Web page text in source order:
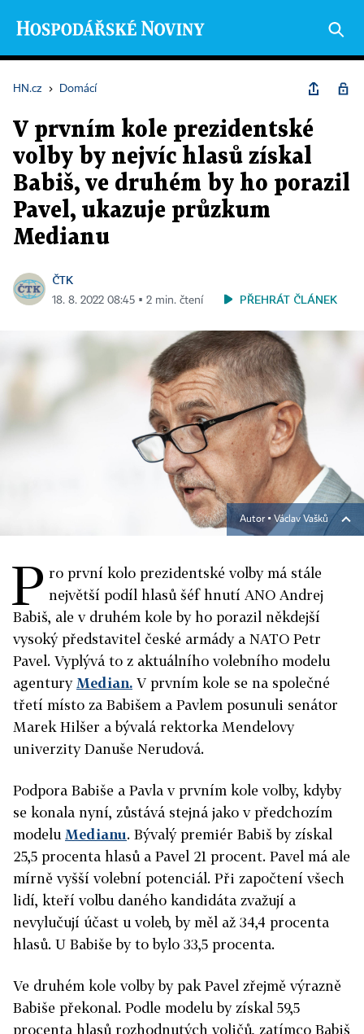
HN.cz › Domácí
V prvním kole prezidentské
volby by nejvíc hlasů získal
Babiš, ve druhém by ho porazil
Pavel, ukazuje průzkum
Medianu
ČTK
18. 8. 2022 08:45 ▪ 2 min. čtení PŘEHRÁT ČLÁNEK
Autor ▪ Václav Vašků
P ro první kolo prezidentské volby má stále
největší podíl hlasů šéf hnutí ANO Andrej
Babiš, ale v druhém kole by ho porazil někdejší
vysoký představitel české armády a NATO Petr
Pavel. Vyplývá to z aktuálního volebního modelu
agentury Median. V prvním kole se na společné
třetí místo za Babišem a Pavlem posunuli senátor
Marek Hilšer a bývalá rektorka Mendelovy
univerzity Danuše Nerudová.
Podpora Babiše a Pavla v prvním kole volby, kdyby
se konala nyní, zůstává stejná jako v předchozím
modelu Medianu. Bývalý premiér Babiš by získal
25,5 procenta hlasů a Pavel 21 procent. Pavel má ale
mírně vyšší volební potenciál. Při započtení všech
lidí, kteří volbu daného kandidáta zvažují a
nevylučují účast u voleb, by měl až 34,4 procenta
hlasů. U Babiše by to bylo 33,5 procenta.
Ve druhém kole volby by pak Pavel zřejmě výrazně
Babiše překonal. Podle modelu by získal 59,5
procenta hlasů rozhodnutých voličů, zatímco Babiš